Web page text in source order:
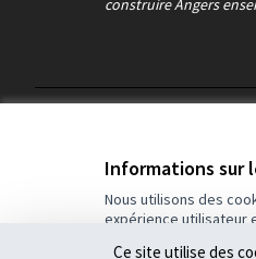
Informations sur
Nous utilisons des
expérience utilisateur
construire Angers
(Lien externe)
Site réalisé grâce au
Ce site utilise des